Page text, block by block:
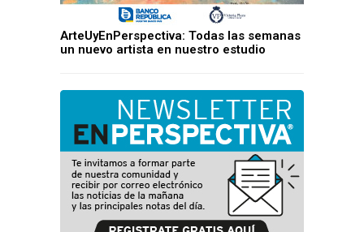
ArteUyEnPerspectiva: Todas las semanas
un nuevo artista en nuestro estudio